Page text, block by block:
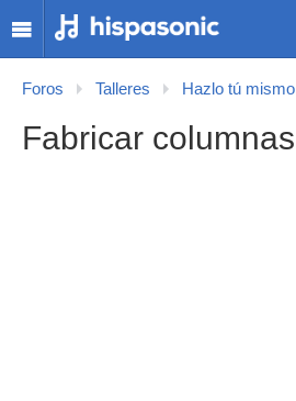
Foros Talleres Hazlo tú mismo
Fabricar columnas